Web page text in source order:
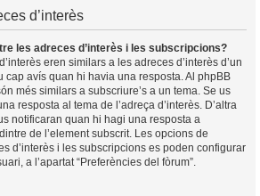
d’interès
les adreces d’interès i les subscripcions?
eren similars a les adreces d’interès d’un
cap avís quan hi havia una resposta. Al phpBB
més similars a subscriure’s a un tema. Se us
resposta al tema de l’adreça d’interès. D’altra
notificaran quan hi hagi una resposta a
de l’element subscrit. Les opcions de
d’interès i les subscripcions es poden configurar
a l’apartat “Preferències del fòrum”.